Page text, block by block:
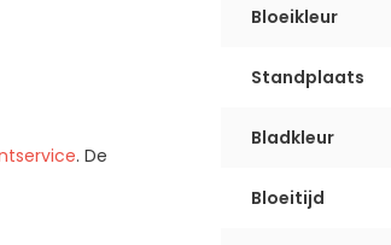
. De
Bloeikleur
Standplaats
Bladkleur
Bloeitijd